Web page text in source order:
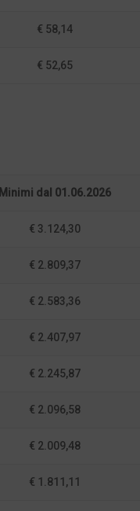
€ 58,14
€ 52,65
Minimi dal 01.06.2026
€ 3.124,30
€ 2.809,37
€ 2.583,36
€ 2.407,97
€ 2.245,87
€ 2.096,58
€ 2.009,48
€ 1.811,11